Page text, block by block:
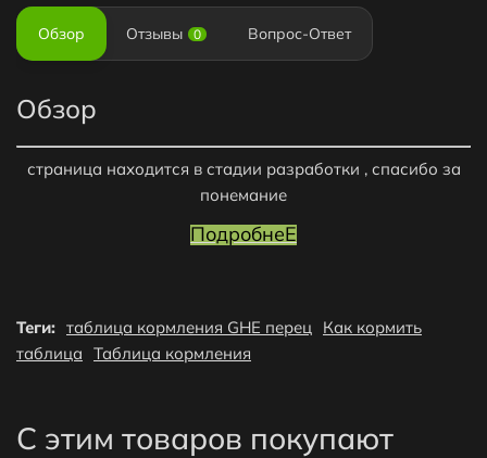
Обзор Отзывы 0 Вопрос-Ответ
Обзор
страница находится в стадии разработки , спасибо за
понемание
ПодробнеЕ
Теги: таблица кормления GHE перец
Как кормить
таблица Таблица кормления
С этим товаров покупают